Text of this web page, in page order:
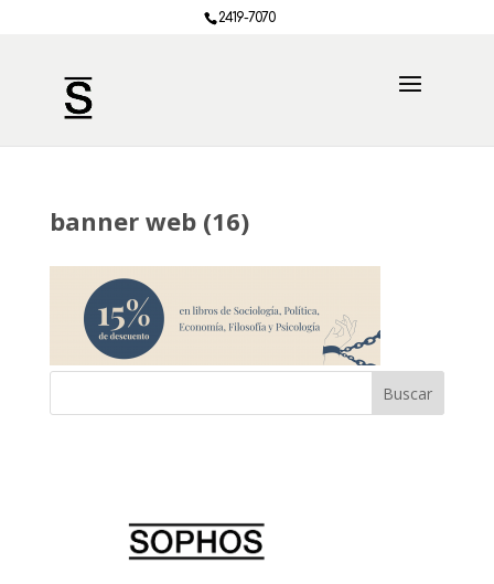
2419-7070
banner web (16)